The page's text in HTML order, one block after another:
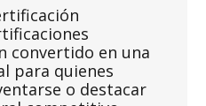
convertido en una
para quienes
o destacar